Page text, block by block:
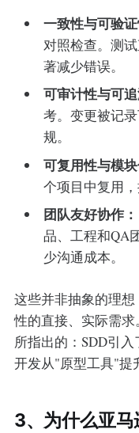
一致性与可验证
对照检查。测
著减少错误。
可审计性与可追
考。变更被记
规。
可复用性与模块
个项目中复用，
团队友好协作：
品、工程和QA
少沟通成本。
这些并非抽象的理
性的直接、实际需求
所指出的：SDD引
开发从"原型工具"提
3、为什么亚